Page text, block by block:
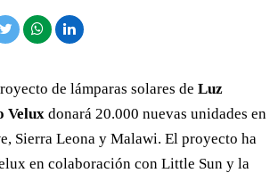
de lámparas solares de Luz
Velux donará 20.000 nuevas unidades en
Sierra Leona y Malawi. El proyecto ha
en colaboración con Little Sun y la